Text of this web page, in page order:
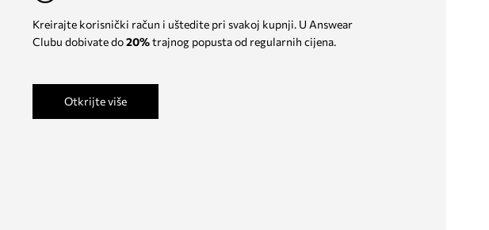
Kreirajte korisnički račun i uštedite pri svakoj kupnji. U Answear
Clubu dobivate do20%trajnog popusta od regularnih cijena.
Otkrijte više